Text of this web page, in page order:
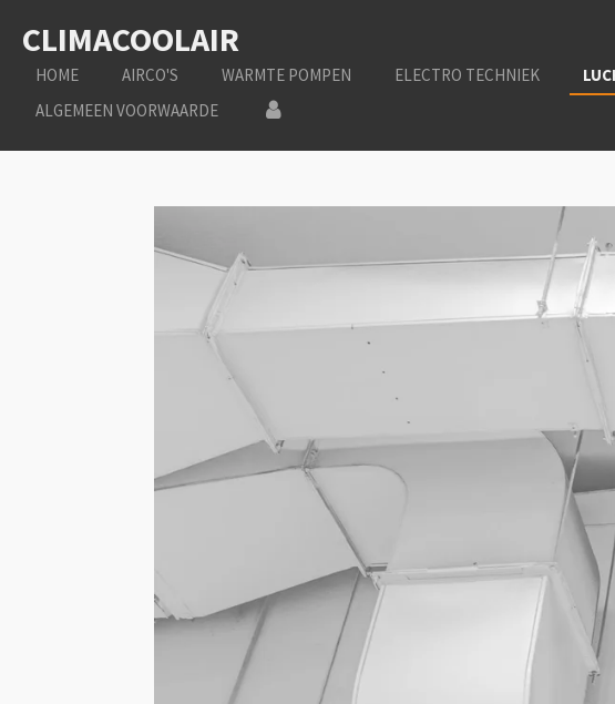
direct
naar
hoofdinhoud
CLIMACOOLAIR
HOME AIRCO'S WARMTE POMPEN ELECTRO TECHNIEK
ALGEMEEN VOORWAARDE